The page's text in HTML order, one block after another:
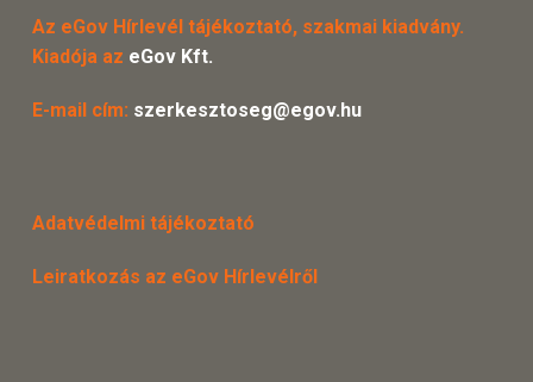
Az eGov Hírlevél tájékoztató, szakmai kiadvány.
Kiadója az eGov Kft.
E-mail cím: szerkesztoseg@egov.hu
Adatvédelmi tájékoztató
Leiratkozás az eGov Hírlevélről